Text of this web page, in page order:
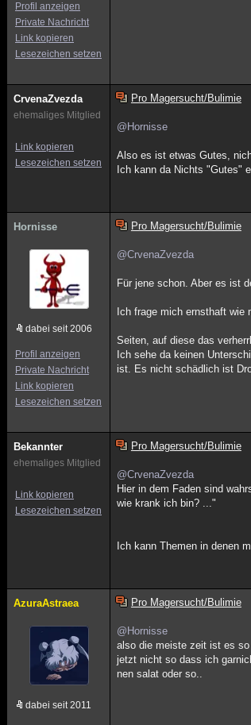
Profil anzeigen
Private Nachricht
Link kopieren
Lesezeichen setzen
CrvenaZvezda
ehemaliges Mitglied
Link kopieren
Lesezeichen setzen
Pro Magersucht/Bulimie
@Hornisse
Also es ist etwas Gutes,
Ich kann da Nichts "Gutes"
Hornisse
dabei seit 2006
Profil anzeigen
Private Nachricht
Link kopieren
Lesezeichen setzen
Pro Magersucht/Bulimie
@CrvenaZvezda
Für jene schon. Aber es ist
Ich frage mich ernsthaft wie
Seiten, auf diese das
Ich sehe da keinen
ist. Es nicht schädlich ist
Bekannter
ehemaliges Mitglied
Link kopieren
Lesezeichen setzen
Pro Magersucht/Bulimie
@CrvenaZvezda
Hier in dem Faden sind
wie krank ich bin? ..."
Ich kann Themen in denen
AzuraAstraea
dabei seit 2011
Pro Magersucht/Bulimie
@Hornisse
also die meiste zeit ist es
jetzt nicht so dass ich
nen salat oder so..